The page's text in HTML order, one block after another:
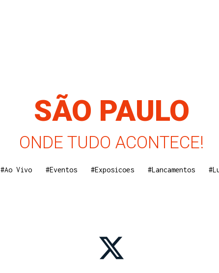
SÃO PAULO
ONDE TUDO ACONTECE!
#Ao Vivo #Eventos #Exposicoes #Lancamentos